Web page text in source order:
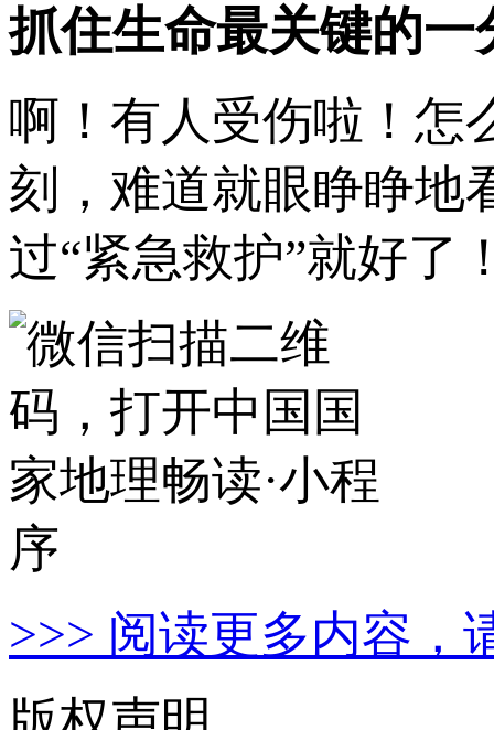
抓住生命最关键的一
啊！有人受伤啦！怎
刻，难道就眼睁睁地
过“紧急救护”就好了
>>> 阅读更多内容，